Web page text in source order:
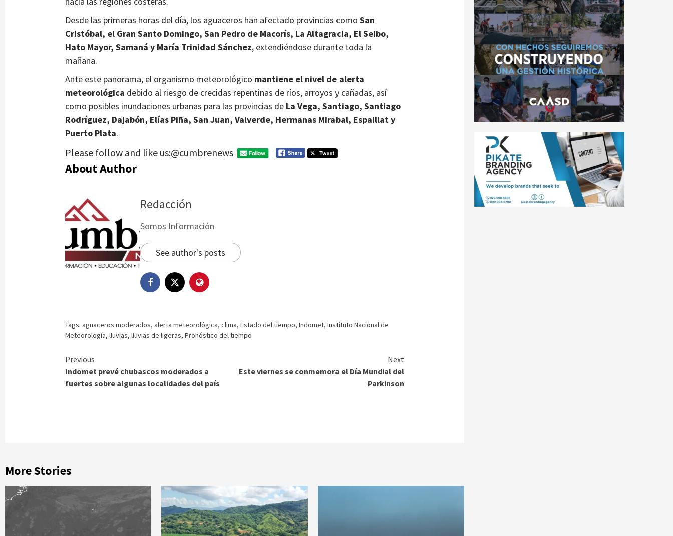
Desde las primeras horas del día, los aguaceros han afectado provincias comoSan
Cristóbal, el Gran Santo Domingo, San Pedro de Macorís, La Altagracia, El Seibo,
Hato Mayor, Samaná y María Trinidad Sánchez, extendiéndose durante toda la
mañana.
Ante este panorama, el organismo meteorológico mantiene el nivel de alerta
meteorológica debido al riesgo de crecidas repentinas de ríos, arroyos y cañadas, así
como posibles inundaciones urbanas para las provincias de La Vega, Santiago, Santiago
Rodríguez, Dajabón, Elías Piña, San Juan, Valverde, Hermanas Mirabal, Espaillat y
Puerto Plata.
Please follow and like us:@cumbrenews
About Author
Redacción
Somos Información
See author's posts
Tags: aguaceros moderados, alerta meteorológica,clima,Estado del tiempo,Indomet,Instituto Nacional de
Meteorología,lluvias,lluvias de ligeras,Pronóstico del tiempo
Continue
Reading
Previous
Indomet prevé chubascos moderados a
fuertes sobre algunas localidades del país
Next
Este viernes se conmemora el Día Mundial del
Parkinson
More Stories